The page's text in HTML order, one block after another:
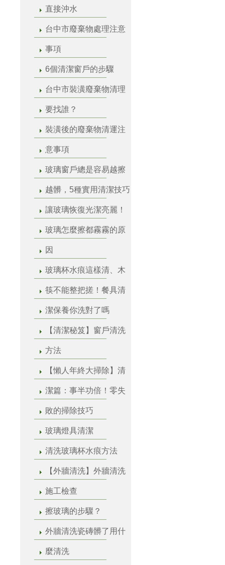
直接沖水
台中市廢棄物處理注意
事項
6個清潔窗戶的步驟
台中市裝潢廢棄物清理
要找誰？
裝潢後的廢棄物清運注
意事項
玻璃窗戶總是容易越擦
越髒，5種實用清潔技巧
讓玻璃恢復光潔亮麗！
玻璃怎麼擦都霧霧的原
因
玻璃杯水痕這樣清、木
筷不能整把搓！餐具清
潔保養你洗對了嗎
【清潔秘笈】窗戶清洗
方法
【懶人年終大掃除】清
潔篇：事半功倍！零失
敗的掃除技巧
玻璃燈具清潔
清洗玻璃杯水痕方法
【外牆清洗】外牆清洗
施工檢查
擦玻璃的步驟？
外牆清洗瓷磚髒了用什
麼清洗